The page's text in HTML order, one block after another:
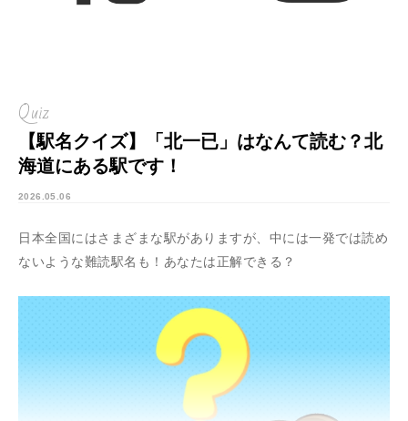
Quiz
【駅名クイズ】「北一已」はなんて読む？北
海道にある駅です！
2026.05.06
日本全国にはさまざまな駅がありますが、中には一発では読め
ないような難読駅名も！あなたは正解できる？